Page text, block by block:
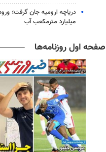
میلیارد مترمکعب آب
صفحه اول روزنامه‌ها